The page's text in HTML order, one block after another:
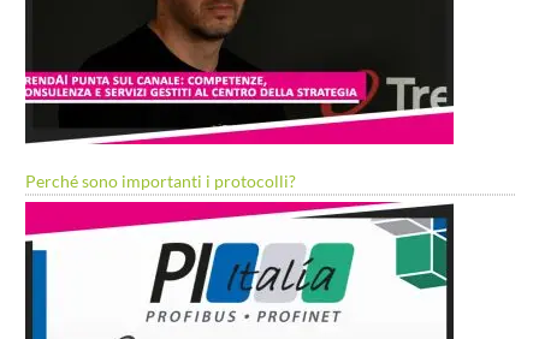
Perché sono importanti i protocolli?